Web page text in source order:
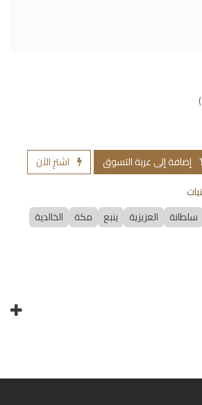
إضافة إلى عربة التسوق
اشترِ الآن
سلطانة العزيزية ينبع مكة
الخالدية